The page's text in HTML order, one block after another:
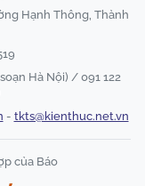
Hạnh Thông, Thành
Hà Nội) / 091 122
- tkts@kienthuc.net.vn
của Báo